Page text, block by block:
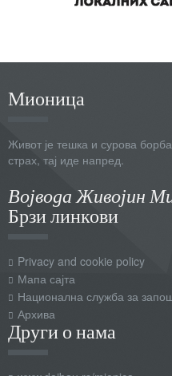
Мионица
Живот је тешка и сурова
страх, тај иде напред.
Војвода Живојин
Брзи линкови
Privacy and cookie policy
Мапа сајта
Национална служба за
Архива
Други о нама